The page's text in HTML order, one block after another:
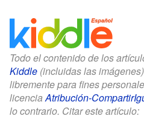
Todo el contenido de los
Kiddle (incluidas las
libremente para fines
licenciaAtribución-
lo contrario. Citar este artículo: